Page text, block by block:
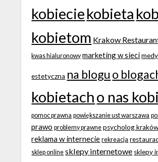
kobieciekobieta
kobietom Krakow
kwas hialuronowy marketing w sieci
estetyczna na blogu o
kobietacho nas
pomoc prawna powiększanie ust warszawa
prawo problemy prawne psycholog
reklama w internecie rekreacja
sklep online sklepy internetowe sklepy